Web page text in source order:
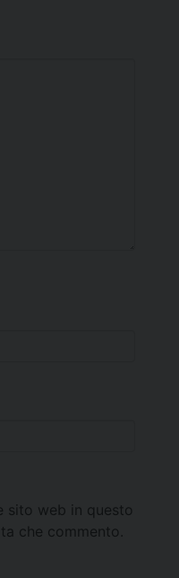
sito web in questo
che commento.